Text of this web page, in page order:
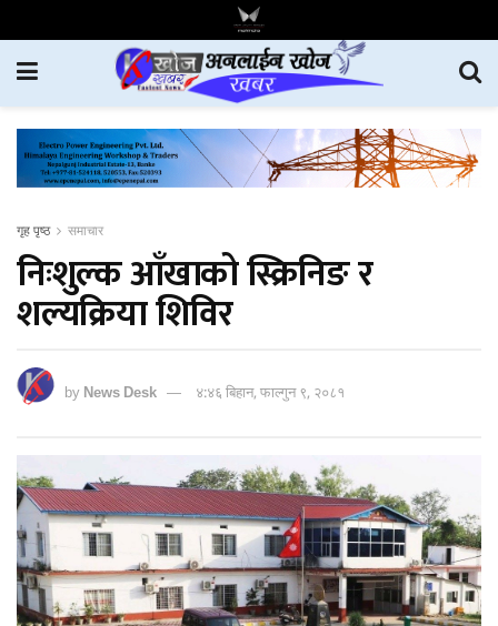
गृह पृष्ठ समाचार
निःशुल्क आँखाको स्क्रिनिङ र
शल्यक्रिया शिविर
byNews Desk ४:४६ बिहान, फाल्गुन ९, २०८१